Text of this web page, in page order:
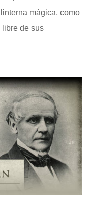
mágica, como
libre de sus